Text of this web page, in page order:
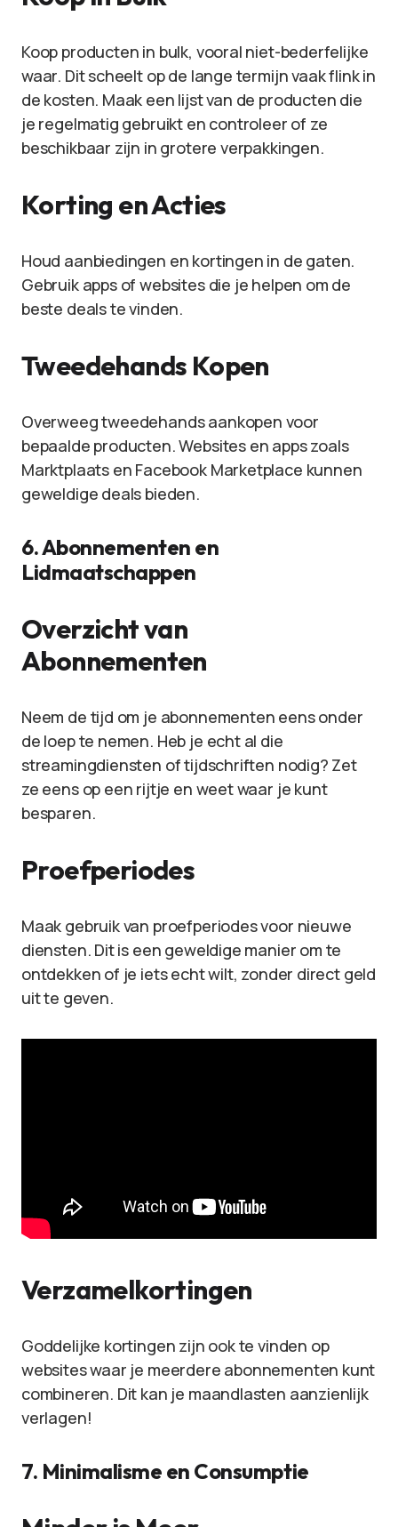
Koop producten in bulk, vooral niet-bederfelijke
waar. Dit scheelt op de lange termijn vaak flink in
de kosten. Maak een lijst van de producten die
je regelmatig gebruikt en controleer of ze
beschikbaar zijn in grotere verpakkingen.
Korting en Acties
Houd aanbiedingen en kortingen in de gaten.
Gebruik apps of websites die je helpen om de
beste deals te vinden.
Tweedehands Kopen
Overweeg tweedehands aankopen voor
bepaalde producten. Websites en apps zoals
Marktplaats en Facebook Marketplace kunnen
geweldige deals bieden.
6. Abonnementen en
Lidmaatschappen
Overzicht van
Abonnementen
Neem de tijd om je abonnementen eens onder
de loep te nemen. Heb je echt al die
streamingdiensten of tijdschriften nodig? Zet
ze eens op een rijtje en weet waar je kunt
besparen.
Proefperiodes
Maak gebruik van proefperiodes voor nieuwe
diensten. Dit is een geweldige manier om te
ontdekken of je iets echt wilt, zonder direct geld
uit te geven.
Verzamelkortingen
Goddelijke kortingen zijn ook te vinden op
websites waar je meerdere abonnementen kunt
combineren. Dit kan je maandlasten aanzienlijk
verlagen!
7. Minimalisme en Consumptie